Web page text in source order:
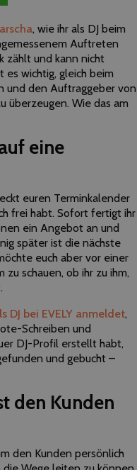
, wie ihr als DJ beim
Auftreten
zählt und kann nicht
es wichtig, gleich beim
und den Auftraggeber von
überzeugen. Wie das am
eine
euren Terminkalender
frei habt. Sofort fertigt ihr
ein Angebot an und
später ist die nächste
euch aber vor einer
schauen, ob ihr zu ihm,
DJ bei EVELY anmeldet,
Schreiben und
DJ-Profil erstellt habt,
und gebucht –
den Kunden
den Kunden persönlich